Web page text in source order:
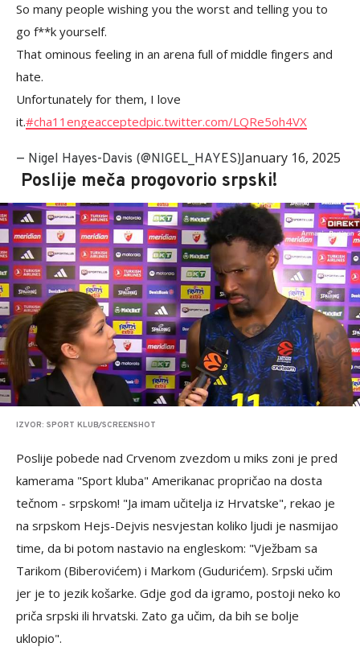
So many people wishing you the worst and telling you to
go f**k yourself.
That ominous feeling in an arena full of middle fingers and
hate.
Unfortunately for them, I love
it.#cha11engeacceptedpic.twitter.com/LQRe5oh4VX
— Nigel Hayes-Davis (@NIGEL_HAYES)January 16, 2025
Poslije meča progovorio srpski!
IZVOR: SPORT KLUB/SCREENSHOT
Poslije pobede nad Crvenom zvezdom u miks zoni je pred
kamerama "Sport kluba" Amerikanac propričao na dosta
tečnom - srpskom! "Ja imam učitelja iz Hrvatske", rekao je
na srpskom Hejs-Dejvis nesvjestan koliko ljudi je nasmijao
time, da bi potom nastavio na engleskom: "Vježbam sa
Tarikom (Biberovićem) i Markom (Gudurićem). Srpski učim
jer je to jezik košarke. Gdje god da igramo, postoji neko ko
priča srpski ili hrvatski. Zato ga učim, da bih se bolje
uklopio".